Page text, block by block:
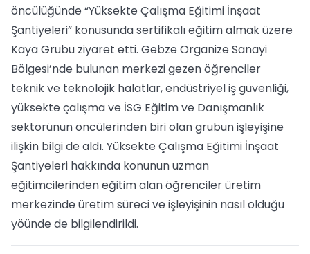
öncülüğünde “Yüksekte Çalışma Eğitimi İnşaat
Şantiyeleri” konusunda sertifikalı eğitim almak üzere
Kaya Grubu ziyaret etti. Gebze Organize Sanayi
Bölgesi’nde bulunan merkezi gezen öğrenciler
teknik ve teknolojik halatlar, endüstriyel iş güvenliği,
yüksekte çalışma ve İSG Eğitim ve Danışmanlık
sektörünün öncülerinden biri olan grubun işleyişine
ilişkin bilgi de aldı. Yüksekte Çalışma Eğitimi İnşaat
Şantiyeleri hakkında konunun uzman
eğitimcilerinden eğitim alan öğrenciler üretim
merkezinde üretim süreci ve işleyişinin nasıl olduğu
yöünde de bilgilendirildi.